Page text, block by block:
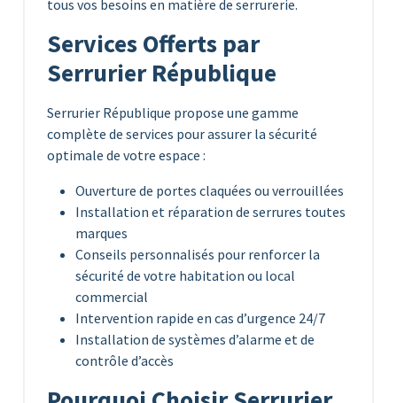
tous vos besoins en matière de serrurerie.
Services Offerts par
Serrurier République
Serrurier République propose une gamme
complète de services pour assurer la sécurité
optimale de votre espace :
Ouverture de portes claquées ou verrouillées
Installation et réparation de serrures toutes
marques
Conseils personnalisés pour renforcer la
sécurité de votre habitation ou local
commercial
Intervention rapide en cas d’urgence 24/7
Installation de systèmes d’alarme et de
contrôle d’accès